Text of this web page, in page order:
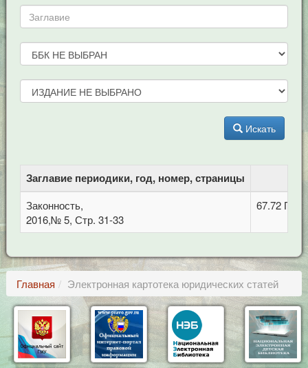
Искать
Заглавие периодики, год, номер, страницы
Законность,
2016,№ 5, Стр. 31-33
67.72
Главная Электронная картотека юридических статей